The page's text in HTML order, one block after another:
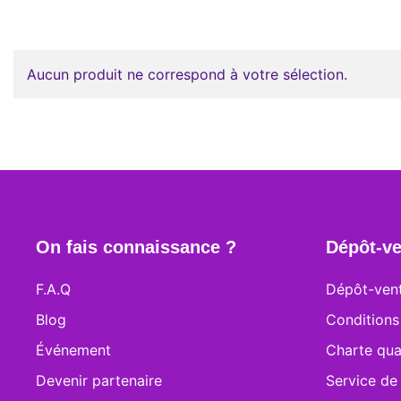
Aucun produit ne correspond à votre sélection.
On fais connaissance ?
F.A.Q
Blog
Événement
Devenir partenaire
Dépôt-
Dépôt-
Charte
Service